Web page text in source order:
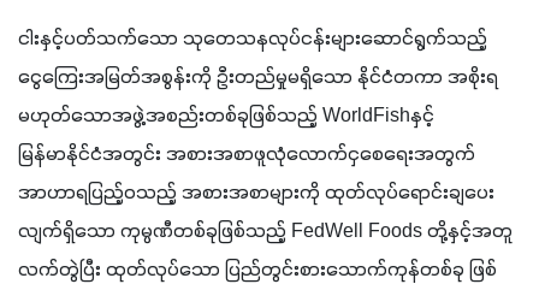
ငါးနှင့်ပတ်သက်သော သုတေသနလုပ်ငန်းများဆောင်ရွက်သည့်
ငွေကြေးအမြတ်အစွန်းကို ဦးတည်မှုမရှိသော နိုင်ငံတကာ အစိုးရ
မဟုတ်သောအဖွဲ့အစည်းတစ်ခုဖြစ်သည့် WorldFishနှင့်
မြန်မာနိုင်ငံအတွင်း အစားအစာဖူလုံလောက်ငှစေရေးအတွက်
အာဟာရပြည့်ဝသည့် အစားအစာများကို ထုတ်လုပ်ရောင်းချပေး
လျက်ရှိသော ကုမ္ပဏီတစ်ခုဖြစ်သည့် FedWell Foods တို့နှင့်အတူ
လက်တွဲပြီး ထုတ်လုပ်သော ပြည်တွင်းစားသောက်ကုန်တစ်ခု ဖြစ်